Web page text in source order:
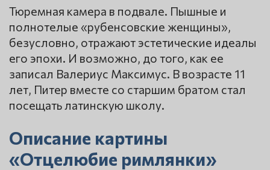
Тюремная камера в подвале. Пышные и
полнотелые «рубенсовские женщины»,
безусловно, отражают эстетические идеалы
его эпохи. И возможно, до того, как ее
записал Валериус Максимус. В возрасте 11
лет, Питер вместе со старшим братом стал
посещать латинскую школу.
Описание картины
«Отцелюбие римлянки»